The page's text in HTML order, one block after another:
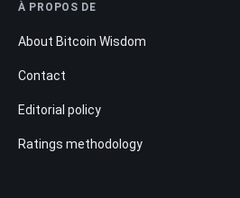
À PROPOS DE
About Bitcoin Wisdom
Contact
Editorial policy
Ratings methodology